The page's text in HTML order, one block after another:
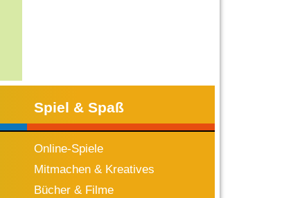
Spiel & Spaß
Online-Spiele
Mitmachen & Kreatives
Bücher & Filme